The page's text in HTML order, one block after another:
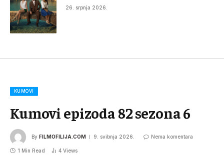
26. srpnja 2026.
KUMOVI
Kumovi epizoda 82 sezona 6
By FILMOFILIJA.COM 9. svibnja 2026. Nema komentara
1 Min Read 4 Views